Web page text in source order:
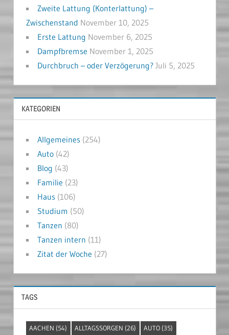
Zweite Lattung (Konterlattung) –
Zwischenstand November 10, 2025
Erste Lattung November 6, 2025
Dampfbremse November 1, 2025
Durchbruch – oder Verzögerung? Juli 5, 2025
KATEGORIEN
Allgemeines(254)
Auto(42)
Blog (43)
Familie (23)
Haus(106)
Studium (50)
Tanzen (80)
Tanzen intern (11)
Zitat der Woche (27)
TAGS
AACHEN (54) ALLTAGSSORGEN (26) AUTO (35)